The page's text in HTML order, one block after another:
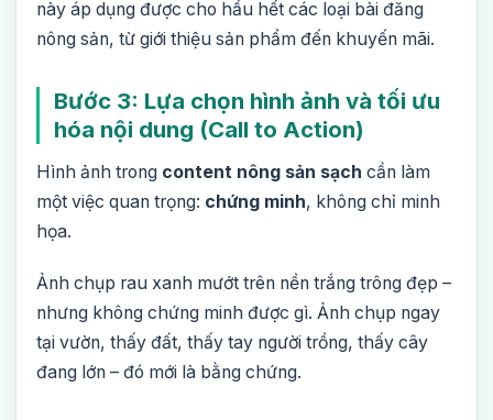
này áp dụng được cho hầu hết các loại bài đăng
nông sản, từ giới thiệu sản phẩm đến khuyến mãi.
Bước 3: Lựa chọn hình ảnh và tối ưu
hóa nội dung (Call to Action)
Hình ảnh trong content nông sản sạch cần làm
một việc quan trọng: chứng minh, không chỉ minh
họa.
Ảnh chụp rau xanh mướt trên nền trắng trông đẹp –
nhưng không chứng minh được gì. Ảnh chụp ngay
tại vườn, thấy đất, thấy tay người trồng, thấy cây
đang lớn – đó mới là bằng chứng.